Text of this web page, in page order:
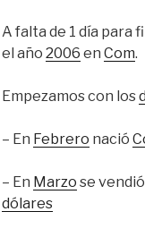
A falta de 1 día para
el año 2006 en Com.
Empezamos con los
– En Febrero nació
– En Marzo se vendió
dólares